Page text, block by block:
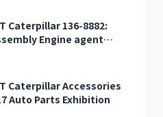
Caterpillar 136-8882:
Engine agent
Caterpillar Accessories
Auto Parts Exhibition